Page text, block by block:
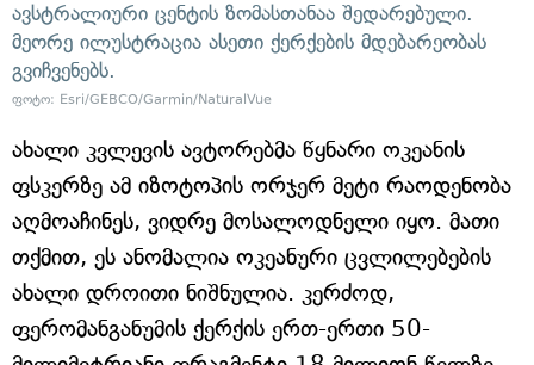
ავსტრალიური ცენტის ზომასთანაა შედარებული.
მეორე ილუსტრაცია ასეთი ქერქების მდებარეობას
გვიჩვენებს.
ფოტო: Esri/GEBCO/Garmin/NaturalVue
ახალი კვლევის ავტორებმა წყნარი ოკეანის
ფსკერზე ამ იზოტოპის ორჯერ მეტი რაოდენობა
აღმოაჩინეს, ვიდრე მოსალოდნელი იყო. მათი
თქმით, ეს ანომალია ოკეანური ცვლილებების
ახალი დროითი ნიშნულია. კერძოდ,
ფერომანგანუმის ქერქის ერთ-ერთი 50-